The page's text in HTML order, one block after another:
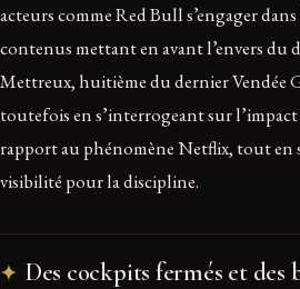
acteurs comme Red Bull s’engager
contenus mettant en avant l’envers du
Mettreux, huitième du dernier Vendée
toutefois en s’interrogeant sur l’impact
rapport au phénomène Netflix, tout en
visibilité pour la discipline.
Des cockpits fermés et des